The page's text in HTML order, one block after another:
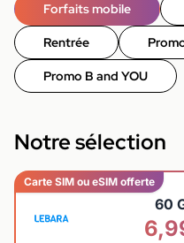
Forfaits mobile
Rentrée
Promo B and YOU
Notre sélection
Carte SIM ou eSIM offerte
60